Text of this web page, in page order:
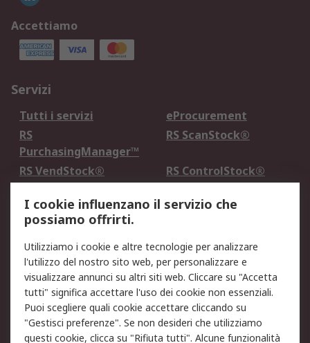
Accettiamo
Servizi
Tutti i servizi
eProcurement
RS
PurchasingManager™
RS ScanStock®
RS VendStock®
RS ControlStock®
Legale
Informativa Cookie
Informativa Privacy -
Aggiornata
Email Security
Termini d'uso
Condizioni di vendita
Condizioni generali di
servizio
I cookie influenzano il servizio che
possiamo offrirti.
Utilizziamo i cookie e altre tecnologie per analizzare
l'utilizzo del nostro sito web, per personalizzare e
visualizzare annunci su altri siti web. Cliccare su "Accetta
tutti" significa accettare l'uso dei cookie non essenziali.
Puoi scegliere quali cookie accettare cliccando su
"Gestisci preferenze". Se non desideri che utilizziamo
questi cookie, clicca su "Rifiuta tutti". Alcune funzionalità